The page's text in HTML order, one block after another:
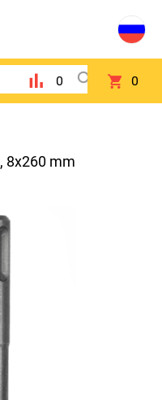
0 0
8х260 mm